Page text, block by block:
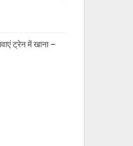
ट्रेन में खाना –